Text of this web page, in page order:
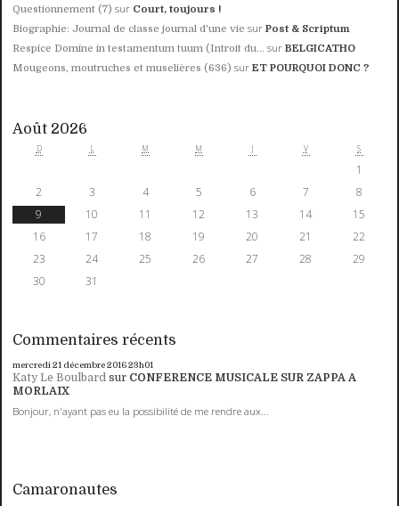
Questionnement (7) sur Court, toujours !
Biographie: Journal de classe journal d'une vie surPost & Scriptum
Respice Domine in testamentum tuum (Introit du... surBELGICATHO
Mougeons, moutruches et muselières (636) surET POURQUOI DONC ?
Août 2026
D L M M J V S
1
2
3 4 5 6 7
8
9
10 11 12 13 14
15
16
17 18 19 20 21
22
23
24 25 26 27 28
29
30
31
Commentaires récents
mercredi 21 décembre 201623h01
Katy Le Boulbard sur CONFERENCE MUSICALE SUR ZAPPA A
MORLAIX
Bonjour, n'ayant pas eu la possibilité de me rendre aux...
Camaronautes